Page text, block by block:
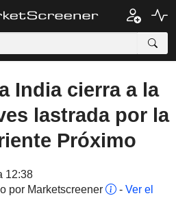
India cierra a la
lastrada por la
Próximo
12:38
por Marketscreener
- Ver el